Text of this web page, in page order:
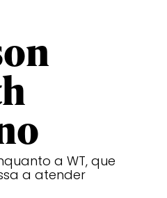
a WT, que
a atender